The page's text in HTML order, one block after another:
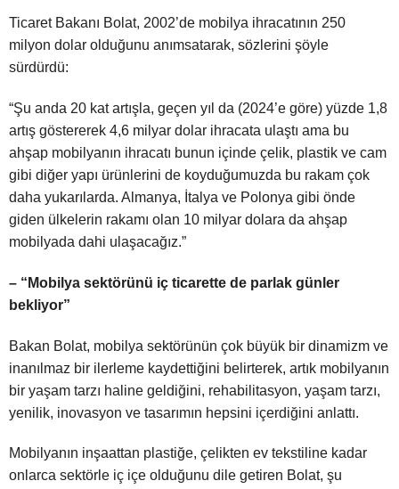
Ticaret Bakanı Bolat, 2002’de mobilya ihracatının 250
milyon dolar olduğunu anımsatarak, sözlerini şöyle
sürdürdü:
“Şu anda 20 kat artışla, geçen yıl da (2024’e göre) yüzde 1,8
artış göstererek 4,6 milyar dolar ihracata ulaştı ama bu
ahşap mobilyanın ihracatı bunun içinde çelik, plastik ve cam
gibi diğer yapı ürünlerini de koyduğumuzda bu rakam çok
daha yukarılarda. Almanya, İtalya ve Polonya gibi önde
giden ülkelerin rakamı olan 10 milyar dolara da ahşap
mobilyada dahi ulaşacağız.”
– “Mobilya sektörünü iç ticarette de parlak günler
bekliyor”
Bakan Bolat, mobilya sektörünün çok büyük bir dinamizm ve
inanılmaz bir ilerleme kaydettiğini belirterek, artık mobilyanın
bir yaşam tarzı haline geldiğini, rehabilitasyon, yaşam tarzı,
yenilik, inovasyon ve tasarımın hepsini içerdiğini anlattı.
Mobilyanın inşaattan plastiğe, çelikten ev tekstiline kadar
onlarca sektörle iç içe olduğunu dile getiren Bolat, şu